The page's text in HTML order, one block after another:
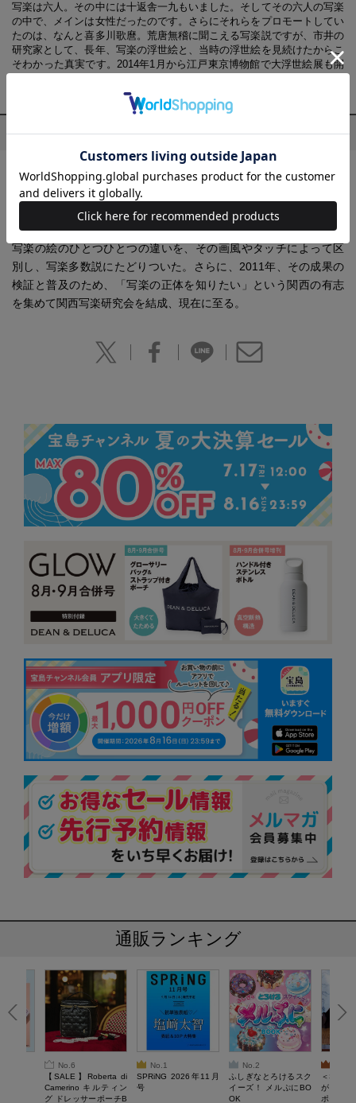
写楽は六人。その中には十返舎一九もいました。そしてその六人の写楽
の中で、メインは女性だったのです。さらにそれらをプロモートしてい
たのは、なんと喜多川歌麿。荒唐無稽に聞こえる写楽説ですが、市井の
研究家として、長年、写楽の浮世絵と、当時の浮世絵を見続けたからこ
そわかった真実です。2014年1月から江戸東京博物館で大浮世絵展も開
プロフィール
橋本 直樹(はしもと なおき)
1967年、大阪府生まれ。大阪デザイナー専門学校を卒業後、浮世
絵師、特に東洲斎写楽への関心が高じて、仕事の傍らその研究に
没頭。専門に学んだデザインのノウハウを生かすことによって、
写楽の絵のひとつひとつの違いを、その画風やタッチによって区
別し、写楽多数説にたどりついた。さらに、2011年、その成果の
検証と普及のため、「写楽の正体を知りたい」という関西の有志
を集めて関西写楽研究会を結成、現在に至る。
通販ランキング
No.6
【SALE】Roberta di
Camerino キルティン
グ ドレッサーポーチB
No.1
SPRiNG 2026年11月
号
No.2
ふしぎなとろけるスク
イーズ！ メルぷにBO
OK
＜SALE
がある
ポーチ